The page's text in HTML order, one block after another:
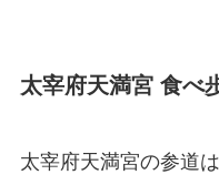
太宰府天満宮 食べ
太宰府天満宮の参道